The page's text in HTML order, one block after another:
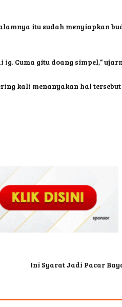
itu sudah menyiapkan
Cuma gitu doang simpel,”
kali menanyakan hal
Ini Syarat Jadi Pacar